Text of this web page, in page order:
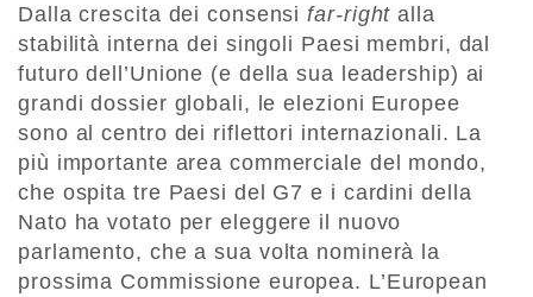
Dalla crescita dei consensifar-right alla
stabilità interna dei singoli Paesi membri, dal
futuro dell’Unione (e della sua leadership) ai
grandi dossier globali, le elezioni Europee
sono al centro dei riflettori internazionali. La
più importante area commerciale del mondo,
che ospita tre Paesi del G7 e i cardini della
Nato ha votato per eleggere il nuovo
parlamento, che a sua volta nominerà la
prossima Commissione europea. L’European